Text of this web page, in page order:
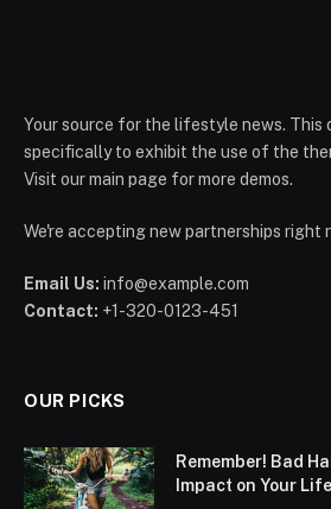
Your source for the lifestyle news. This
specifically to exhibit the use of the
Visit our main page for more demos.
We're accepting new partnerships right
Email Us: info@example.com
Contact: +1-320-0123-451
OUR PICKS
Remember! Bad
Impact on Your